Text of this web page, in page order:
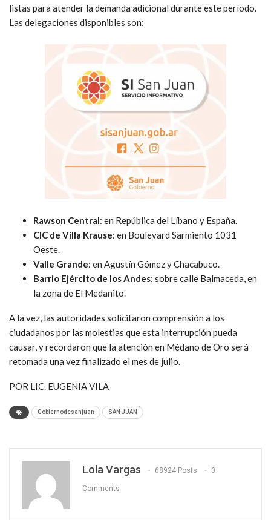
listas para atender la demanda adicional durante este período.
Las delegaciones disponibles son:
Rawson Central: en República del Líbano y España.
CIC de Villa Krause: en Boulevard Sarmiento 1031
Oeste.
Valle Grande: en Agustín Gómez y Chacabuco.
Barrio Ejército de los Andes: sobre calle Balmaceda, en
la zona de El Medanito.
A la vez, las autoridades solicitaron comprensión a los
ciudadanos por las molestias que esta interrupción pueda
causar, y recordaron que la atención en Médano de Oro será
retomada una vez finalizado el mes de julio.
POR LIC. EUGENIA VILA
Gobiernodesanjuan SAN JUAN
Lola Vargas 68924 Posts 0
Comments